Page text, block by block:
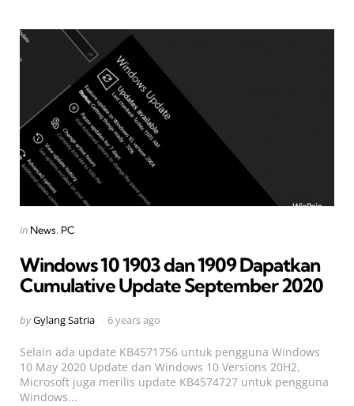
Categories
Posted
in News PC
Windows 10 1903 dan 1909 Dapatkan
Cumulative Update September 2020
Posted
byGylang Satria 6 years ago
Selain ada update KB4571756 untuk pengguna Windows
10 May 2020 Update dan Windows 10 Versions 20H2,
Microsoft juga merilis update KB4574727 untuk pengguna
Windows...